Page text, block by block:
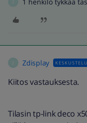
Zdisplay
Kiitos vastauksesta.
Tilasin tp-link deco